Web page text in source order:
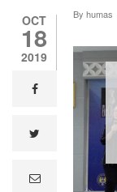
OCT
18
2019
facebook
e
By humas